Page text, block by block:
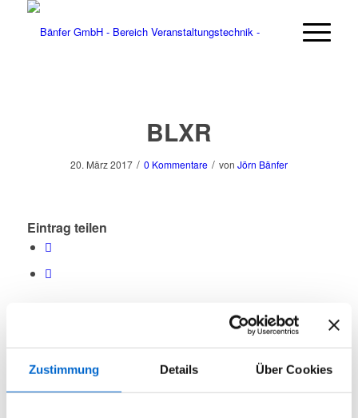
Zustimmung Details Über Cookies
BLXR
20. März 2017 / 0 Kommentare / von Jörn Bänfer
Eintrag teilen
Hinterlasse einen Kommentar